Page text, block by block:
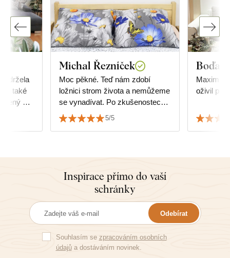
u
Michal Řezníček
Moc pěkné. Teď nám zdobí
ložnici strom života a nemůžeme
se vynadívat. Po zkušenostech s
nákupem malého obrázku jsme
se neobávali koupit velký dražší.
3D modelace jak se někdy zdá,
tak vypadá úžasně. Barvy
krásné a vše pečlivě zabalené.
Není to náš první, ani poslední
nákup. Děkujeme :)
5/5
Boďa
Maximální
oživil
Inspirace přímo do vaší
schránky
Odebírat
Souhlasím se zpracováním osobních
údajůa dostáváním novinek.